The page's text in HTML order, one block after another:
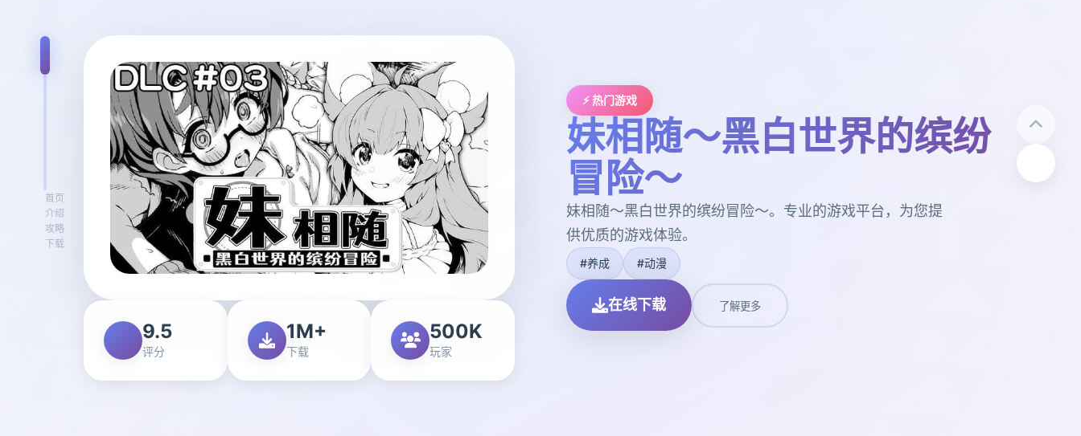
首页
介绍
攻略
下载
9.5
评分
1M+
下载
500K
玩家
⚡ 热门游戏
妹相随～黑白世界的缤纷
冒险～
妹相随～黑白世界的缤纷冒险～。专业的游戏平台，为您提
供优质的游戏体验。
#养成 #动漫
在线下载 了解更多